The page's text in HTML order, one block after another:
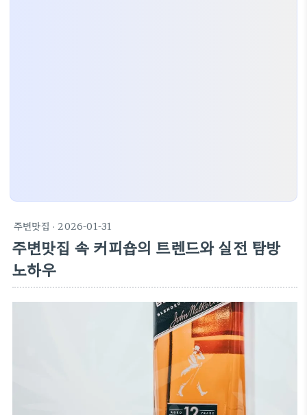
주변맛집 · 2026-01-31
주변맛집 속 커피숍의 트렌드와 실전 탐방
노하우